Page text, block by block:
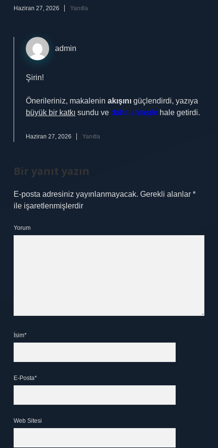
Haziran 27, 2026 Yanıtla
admin
Şirin!
Önerileriniz, makalenin akışını güçlendirdi, yazıya
büyük bir katkı sundu ve daha anlaşılır hale getirdi.
Haziran 27, 2026 Yanıtla
Bir yanıt yazın
E-posta adresiniz yayınlanmayacak. Gerekli alanlar *
ile işaretlenmişlerdir
Yorum
İsim*
E-Posta*
Web Sitesi